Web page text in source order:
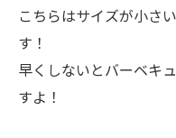
こちらはサイズが小さ
す！
早くしないとバーベキ
すよ！